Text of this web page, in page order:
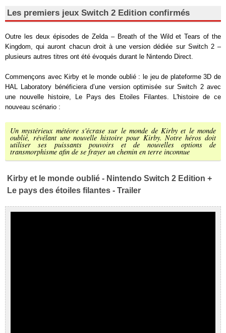
Les premiers jeux Switch 2 Edition confirmés
Outre les deux épisodes de Zelda – Breath of the Wild et Tears of the
Kingdom, qui auront chacun droit à une version dédiée sur Switch 2 –
plusieurs autres titres ont été évoqués durant le Nintendo Direct.
Commençons avec Kirby et le monde oublié : le jeu de plateforme 3D de
HAL Laboratory bénéficiera d’une version optimisée sur Switch 2 avec
une nouvelle histoire, Le Pays des Etoiles Filantes. L'histoire de ce
nouveau scénario :
Un mystérieux météore s'écrase sur le monde de Kirby et le monde
oublié, révélant une nouvelle histoire pour Kirby. Notre héros doit
utiliser ses puissants pouvoirs et de nouvelles options de
transmorphisme afin de se frayer un chemin en terre inconnue
Kirby et le monde oublié - Nintendo Switch 2 Edition +
Le pays des étoiles filantes - Trailer